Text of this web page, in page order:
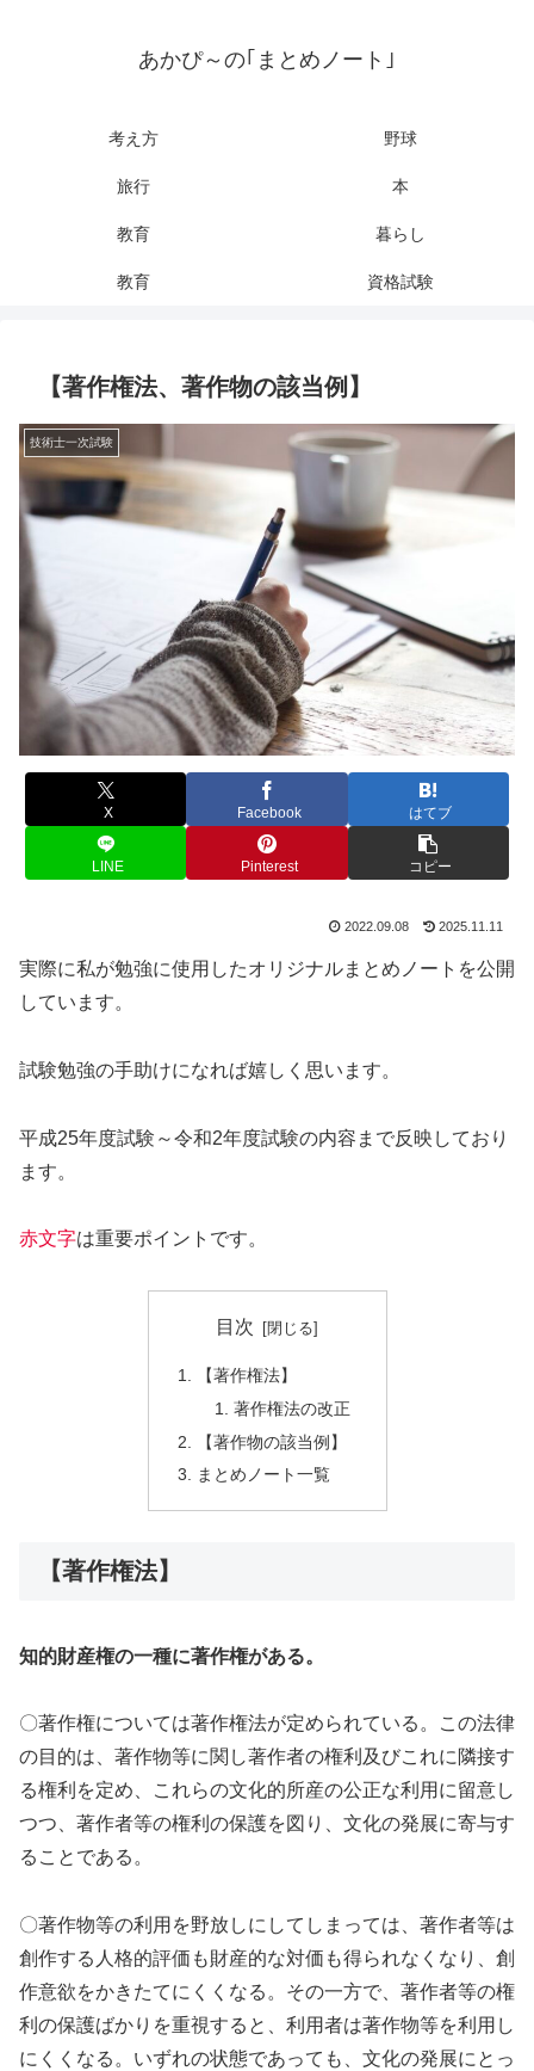
あかぴ～の｢まとめノート｣
考え方 野球
旅行 本
教育 暮らし
教育 資格試験
【著作権法、著作物の該当例】
技術士一次試験
X Facebook はてブ
LINE Pinterest コピー
2022.09.08 2025.11.11
実際に私が勉強に使用したオリジナルまとめノートを公開
しています。
試験勉強の手助けになれば嬉しく思います。
平成25年度試験～令和2年度試験の内容まで反映しており
ます。
赤文字は重要ポイントです。
目次
【著作権法】
著作権法の改正
【著作物の該当例】
まとめノート一覧
【著作権法】
知的財産権の一種に著作権がある。
〇著作権については著作権法が定められている。この法律
の目的は、著作物等に関し著作者の権利及びこれに隣接す
る権利を定め、これらの文化的所産の公正な利用に留意し
つつ、著作者等の権利の保護を図り、文化の発展に寄与す
ることである。
〇著作物等の利用を野放しにしてしまっては、著作者等は
創作する人格的評価も財産的な対価も得られなくなり、創
作意欲をかきたてにくくなる。その一方で、著作者等の権
利の保護ばかりを重視すると、利用者は著作物等を利用し
にくくなる。いずれの状態であっても、文化の発展にとっ